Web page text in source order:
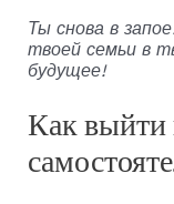
Ты снова в
твоей семьи в
будущее!
Как выйти